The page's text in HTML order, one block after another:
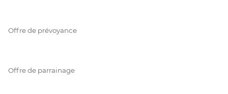
Offre de prévoyance
Offre de parrainage